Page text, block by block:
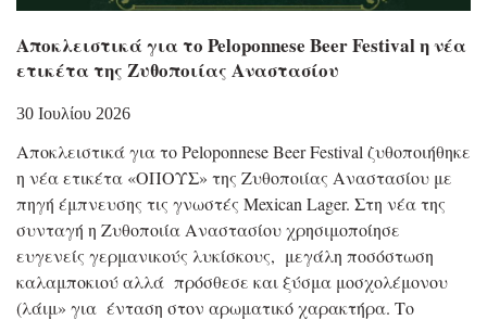
Αποκλειστικά για το Peloponnese Beer Festival η νέα
ετικέτα της Ζυθοποιίας Αναστασίου
30 Ιουλίου 2026
Αποκλειστικά για το Peloponnese Beer Festival ζυθοποιήθηκε
η νέα ετικέτα «ΟΠΟΥΣ» της Ζυθοποιίας Αναστασίου με
πηγή έμπνευσης τις γνωστές Mexican Lager. Στη νέα της
συνταγή η Ζυθοποιία Αναστασίου χρησιμοποίησε
ευγενείς γερμανικούς λυκίσκους, μεγάλη ποσόστωση
καλαμποκιού αλλά πρόσθεσε και ξύσμα μοσχολέμονου
(λάιμ» για ένταση στον αρωματικό χαρακτήρα. Το